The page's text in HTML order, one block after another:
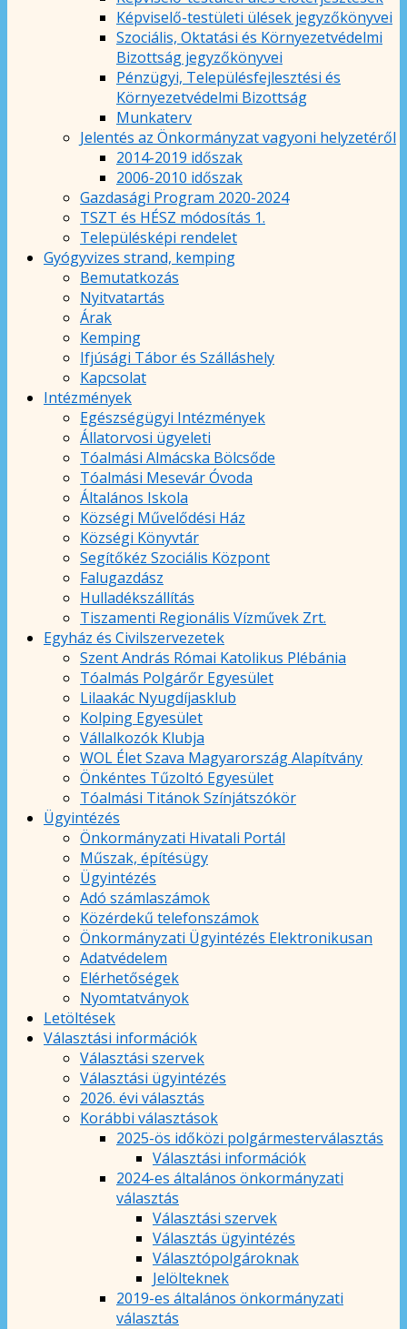
Képviselő-testületi ülések jegyzőkönyvei
Szociális, Oktatási és Környezetvédelmi
Bizottság jegyzőkönyvei
Pénzügyi, Településfejlesztési és
Környezetvédelmi Bizottság
Munkaterv
Jelentés az Önkormányzat vagyoni helyzetéről
2014-2019 időszak
2006-2010 időszak
Gazdasági Program 2020-2024
TSZT és HÉSZ módosítás 1.
Településképi rendelet
Gyógyvizes strand, kemping
Bemutatkozás
Nyitvatartás
Árak
Kemping
Ifjúsági Tábor és Szálláshely
Kapcsolat
Intézmények
Egészségügyi Intézmények
Állatorvosi ügyeleti
Tóalmási Almácska Bölcsőde
Tóalmási Mesevár Óvoda
Általános Iskola
Községi Művelődési Ház
Községi Könyvtár
Segítőkéz Szociális Központ
Falugazdász
Hulladékszállítás
Tiszamenti Regionális Vízművek Zrt.
Egyház és Civilszervezetek
Szent András Római Katolikus Plébánia
Tóalmás Polgárőr Egyesület
Lilaakác Nyugdíjasklub
Kolping Egyesület
Vállalkozók Klubja
WOL Élet Szava Magyarország Alapítvány
Önkéntes Tűzoltó Egyesület
Tóalmási Titánok Színjátszókör
Ügyintézés
Önkormányzati Hivatali Portál
Műszak, építésügy
Ügyintézés
Adó számlaszámok
Közérdekű telefonszámok
Önkormányzati Ügyintézés Elektronikusan
Adatvédelem
Elérhetőségek
Nyomtatványok
Letöltések
Választási információk
Választási szervek
Választási ügyintézés
2026. évi választás
Korábbi választások
2025-ös időközi polgármesterválasztás
Választási információk
2024-es általános önkormányzati
választás
Választási szervek
Választás ügyintézés
Választópolgároknak
Jelölteknek
2019-es általános önkormányzati
választás